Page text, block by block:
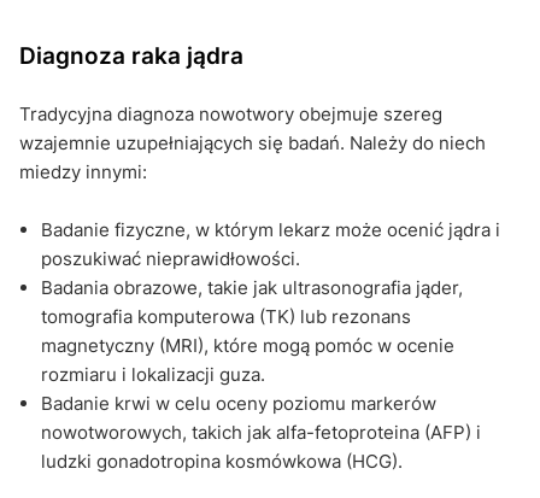
Diagnoza raka jądra
Tradycyjna diagnoza nowotwory obejmuje szereg
wzajemnie uzupełniających się badań. Należy do niech
miedzy innymi:
Badanie fizyczne, w którym lekarz może ocenić jądra i
poszukiwać nieprawidłowości.
Badania obrazowe, takie jak ultrasonografia jąder,
tomografia komputerowa (TK) lub rezonans
magnetyczny (MRI), które mogą pomóc w ocenie
rozmiaru i lokalizacji guza.
Badanie krwi w celu oceny poziomu markerów
nowotworowych, takich jak alfa-fetoproteina (AFP) i
ludzki gonadotropina kosmówkowa (HCG).